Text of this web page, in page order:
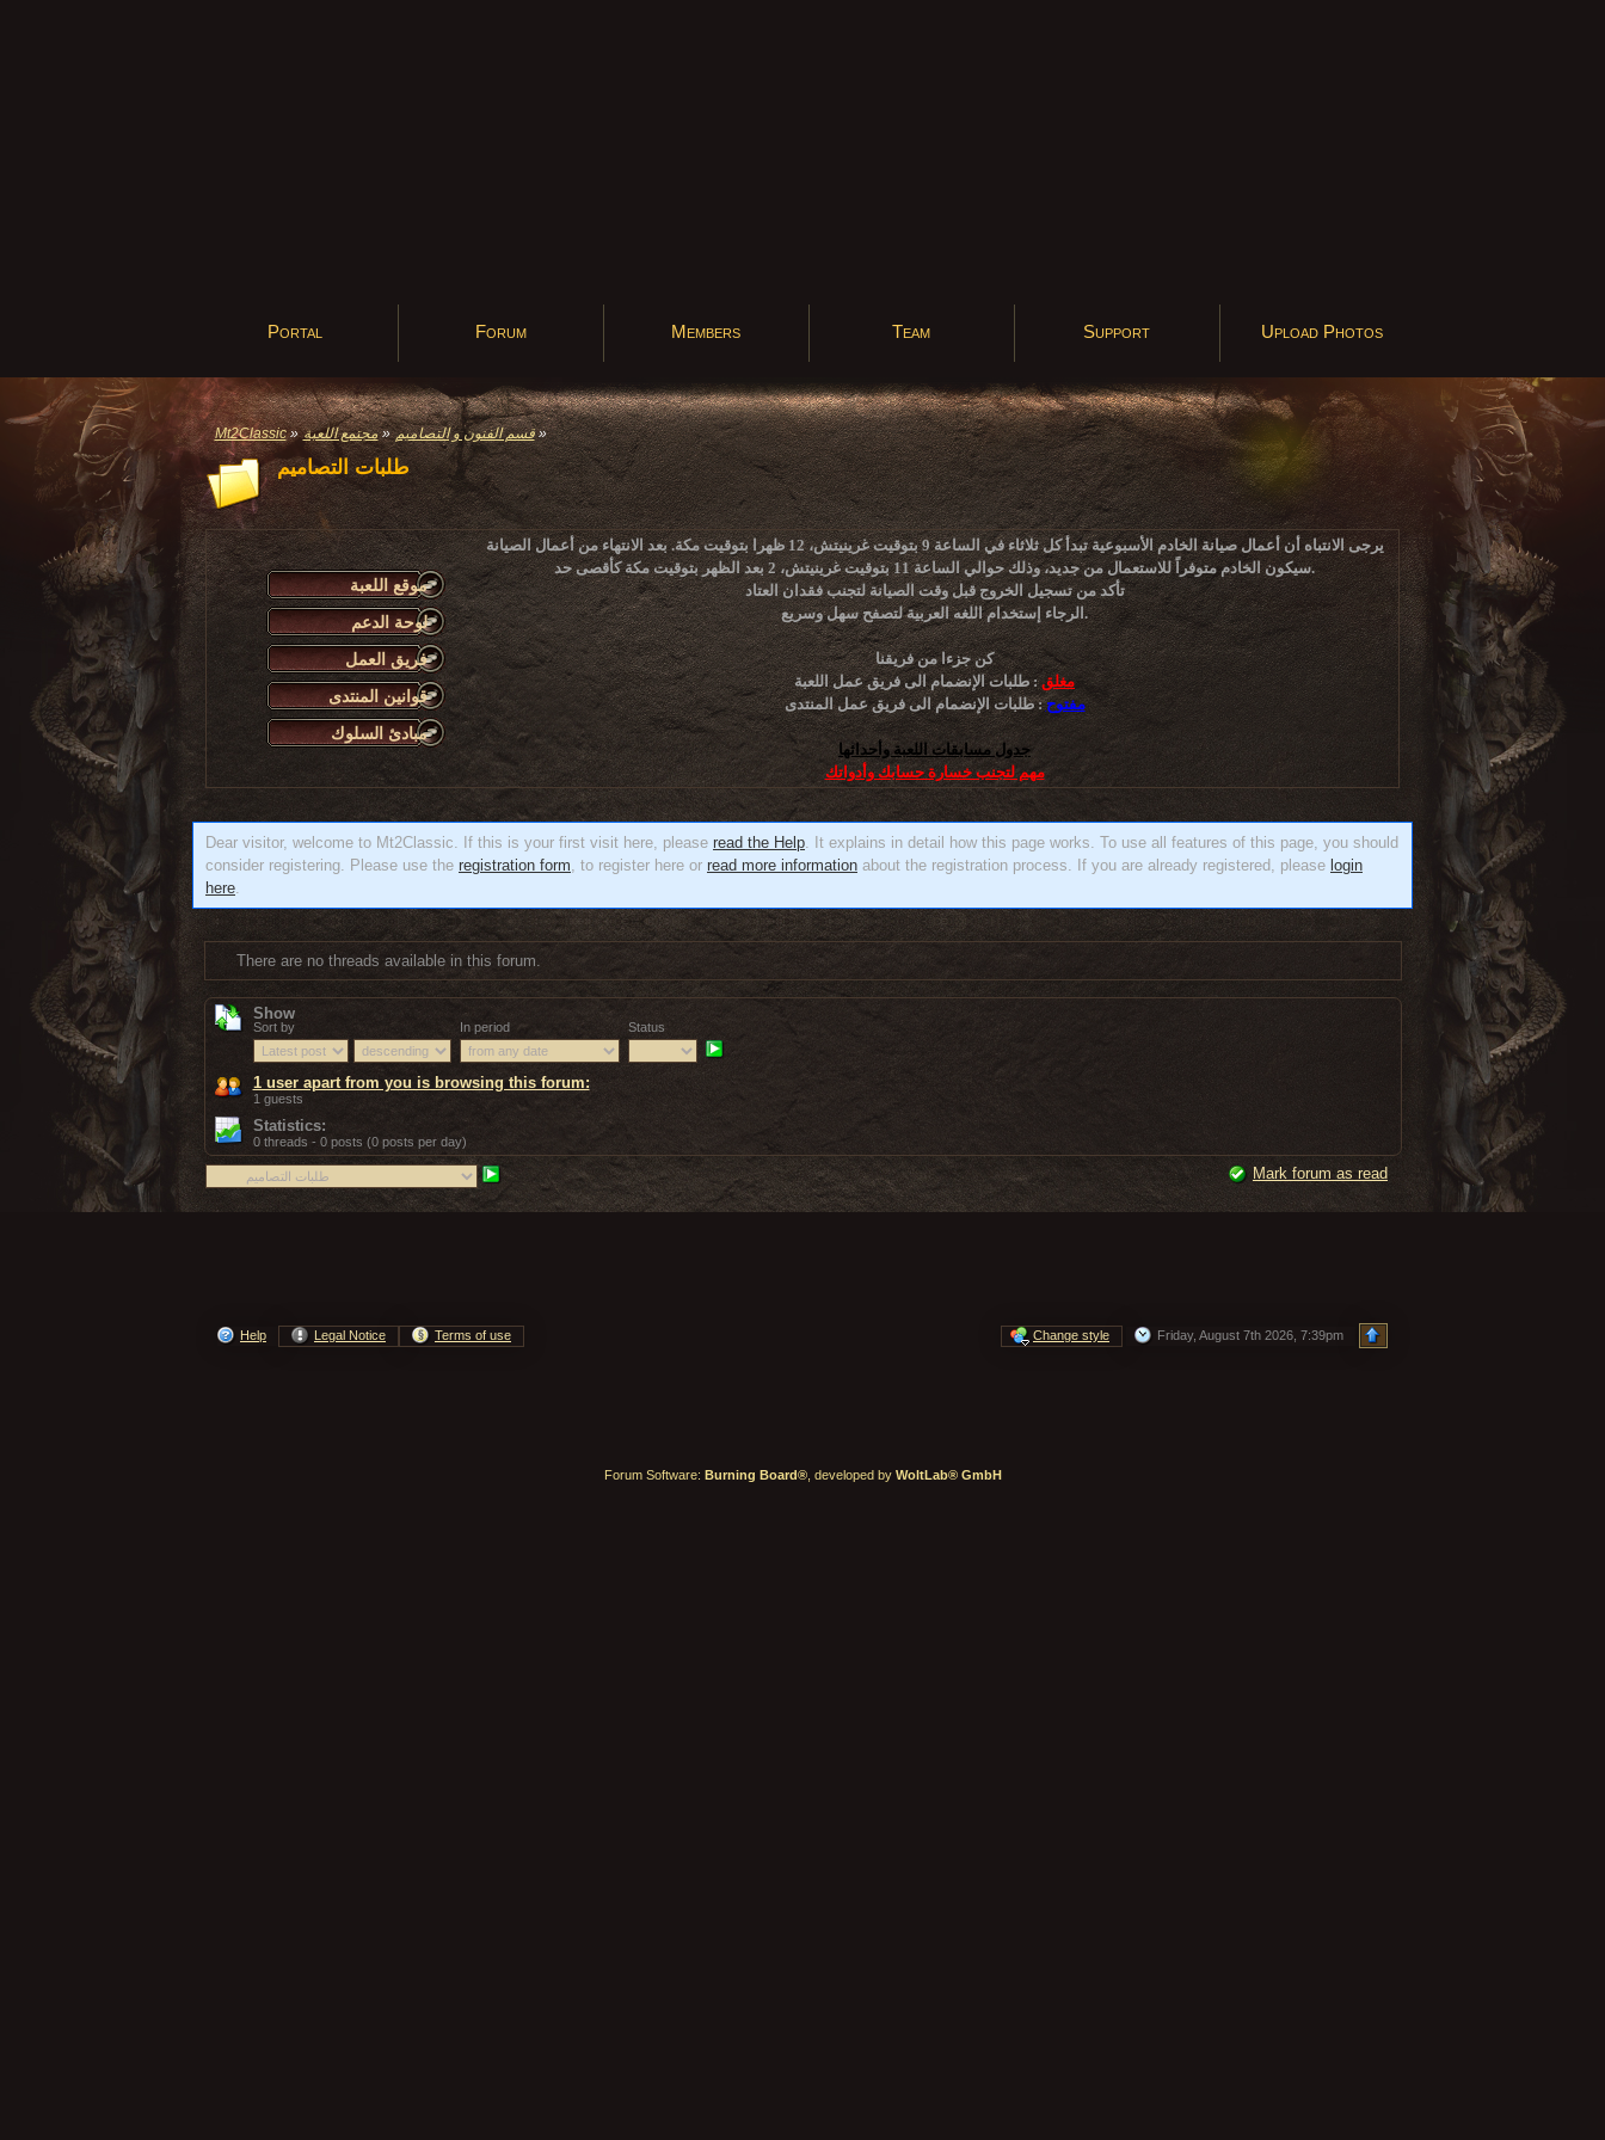
Portal Forum Members Team Support Upload Photos
Mt2Classic» مجتمع اللعبة» قسم الفنون و التصاميم»
طلبات التصاميم
موقع اللعبة
لوحة الدعم
فريق العمل
قوانين المنتدى
مبادئ السلوك
يرجى الانتباه أن أعمال صيانة الخادم الأسبوعية تبدأ كل ثلاثاء في الساعة 9 بتوقيت غرينيتش، 12 ظهرا بتوقيت مكة. بعد الانتهاء من أعمال الصيانة
سيكون الخادم متوفراً للاستعمال من جديد، وذلك حوالي الساعة 11 بتوقيت غرينيتش، 2 بعد الظهر بتوقيت مكة كأقصى حد.
تأكد من تسجيل الخروج قبل وقت الصيانة لتجنب فقدان العتاد
الرجاء إستخدام اللغه العربية لتصفح سهل وسريع.
كن جزءا من فريقنا
طلبات الإنضمام الى فريق عمل اللعبة :مغلق
طلبات الإنضمام الى فريق عمل المنتدى :مفتوح
جدول مسابقات اللعبة وأحداثها
مهم لتجنب خسارة حسابك وأدواتك
Dear visitor, welcome to Mt2Classic. If this is your first visit here, please read the Help. It explains in detail how this page works. To use all features of this page, you should
consider registering. Please use the registration form, to register here or read more information about the registration process. If you are already registered, please login
here.
There are no threads available in this forum.
Show
Sort by In period Status
1 user apart from you is browsing this forum:
1 guests
Statistics:
0 threads - 0 posts (0 posts per day)
Mark forum as read
Help Legal Notice Terms of use Change style Friday, August 7th 2026, 7:39pm
Forum Software: Burning Board®, developed by WoltLab® GmbH